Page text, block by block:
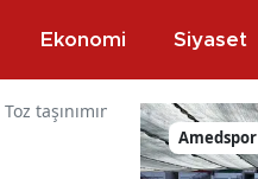
Ekonomi Siyaset
taşınımına dikkat
Amedspor